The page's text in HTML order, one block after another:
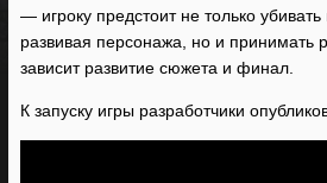
— игроку предстоит не только убивать
развивая персонажа, но и принимать
зависит развитие сюжета и финал.
К запуску игры разработчики